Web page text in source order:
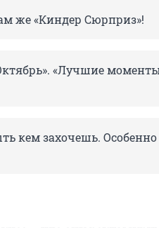
же «Киндер Сюрприз»!
«Лучшие
кем захочешь. Особенно